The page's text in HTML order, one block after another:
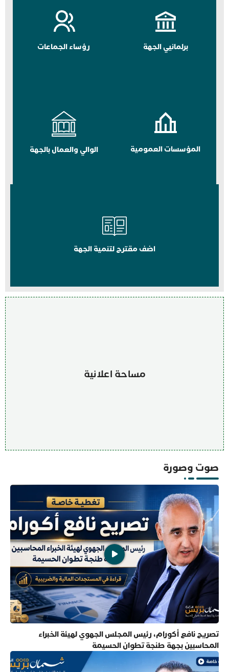
برلمانيي الجهة رؤساء الجماعات
المؤسسات العمومية الوالي والعمال بالجهة
اضف مقترح لتنمية الجهة
مساحة اعلانية
صوت وصورة
تصريح نافع أكورام، رئيس المجلس الجهوي لهيئة الخبراء
المحاسبين بجهة طنجة تطوان الحسيمة